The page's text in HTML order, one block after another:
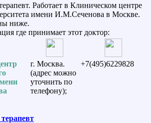
Работает в Клиническом центре
имени И.М.Сеченова в Москве.
ниже.
где принимает этот доктор:
г. Москва.
(адрес можно
уточнить по
телефону);
+7(495)6229828